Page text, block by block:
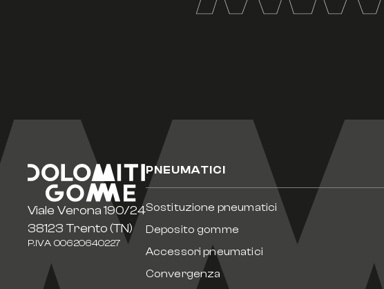
Viale Verona 190/24
38123 Trento (TN)
P.IVA 00620640227
PNEUMATICI
Sostituzione pneumatici
Deposito gomme
Accessori pneumatici
Convergenza